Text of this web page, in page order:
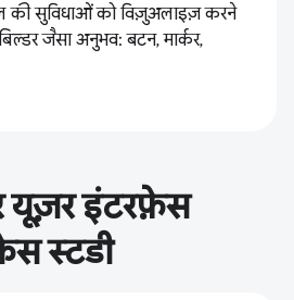
की सुविधाओं को विज़ुअलाइज़ करने
जैसा अनुभव: बटन, मार्कर,
यूज़र इंटरफ़ेस
स्टडी